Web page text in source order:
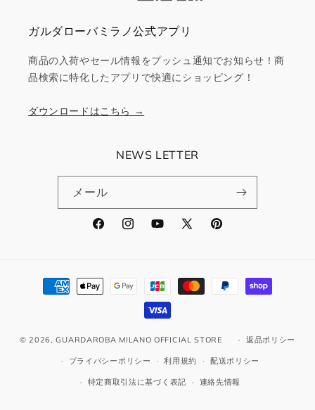
ガルダローバミラノ公式アプリ
商品の入荷やセール情報をプッシュ通知でお知らせ！商
品検索に特化したアプリで快適にショッピング！
ダウンロードはこちら →
NEWS LETTER
メール
FacebookInstagramYouTube
X
Pinterest
法
© 2026,GUARDAROBA MILANO OFFICIAL STORE 返品ポリシー
プライバシーポリシー 利用規約 配送ポリシー
特定商取引法に基づく表記 連絡先情報